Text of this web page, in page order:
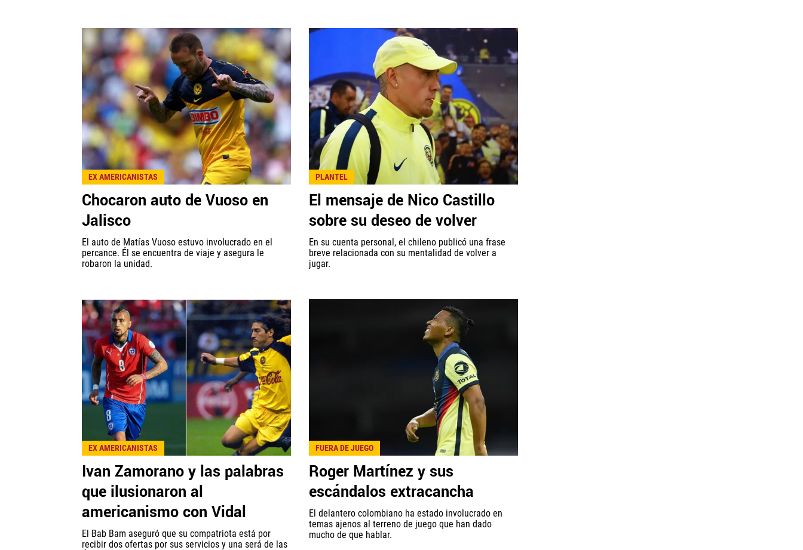
EX AMERICANISTAS
Chocaron auto de Vuoso en
Jalisco
El auto de Matías Vuoso estuvo involucrado en el
percance. Él se encuentra de viaje y asegura le
robaron la unidad.
PLANTEL
El mensaje de Nico Castillo
sobre su deseo de volver
En su cuenta personal, el chileno publicó una frase
breve relacionada con su mentalidad de volver a
jugar.
EX AMERICANISTAS
Ivan Zamorano y las palabras
que ilusionaron al
americanismo con Vidal
El Bab Bam aseguró que su compatriota está por
recibir dos ofertas por sus servicios y una será de las
FUERA DE JUEGO
Roger Martínez y sus
escándalos extracancha
El delantero colombiano ha estado involucrado en
temas ajenos al terreno de juego que han dado
mucho de que hablar.